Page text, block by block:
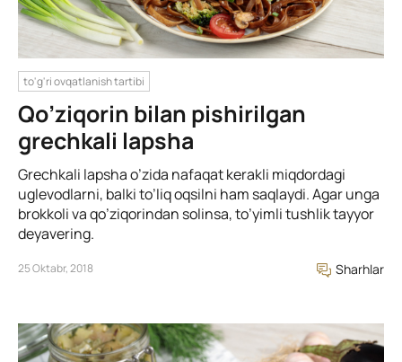
to'g'ri ovqatlanish tartibi
Qo’ziqorin bilan pishirilgan
grechkali lapsha
Grechkali lapsha o’zida nafaqat kerakli miqdordagi
uglevodlarni, balki to’liq oqsilni ham saqlaydi. Agar unga
brokkoli va qo’ziqorindan solinsa, to’yimli tushlik tayyor
deyavering.
25 Oktabr, 2018 Sharhlar